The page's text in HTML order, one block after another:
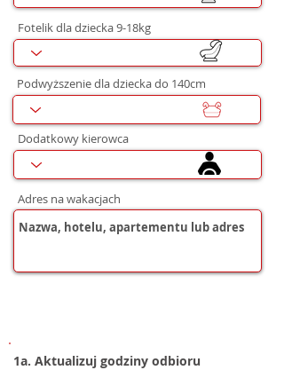
Fotelik dla dziecka 9-18kg
Podwyższenie dla dziecka do 140cm
Dodatkowy kierowca
Adres na wakacjach
1a. Aktualizuj godziny odbioru